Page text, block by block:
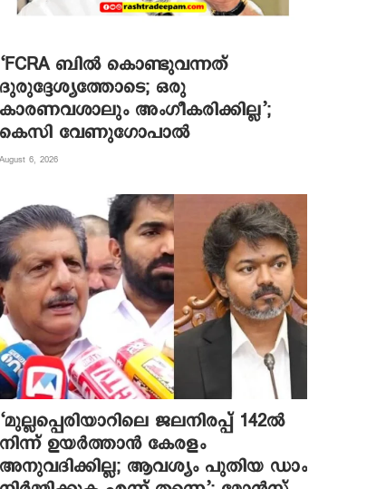
‘FCRA ബിൽ കൊണ്ടുവന്നത്
ദുരുദ്ദേശ്യത്തോടെ; ഒരു
കാരണവശാലും അം​ഗീകരിക്കില്ല’;
കെസി വേണു​ഗോപാൽ
August 6, 2026
‘മുല്ലപ്പെരിയാറിലെ ജലനിരപ്പ് 142ല്‍
നിന്ന് ഉയര്‍ത്താന്‍ കേരളം
അനുവദിക്കില്ല; ആവശ്യം പുതിയ ഡാം